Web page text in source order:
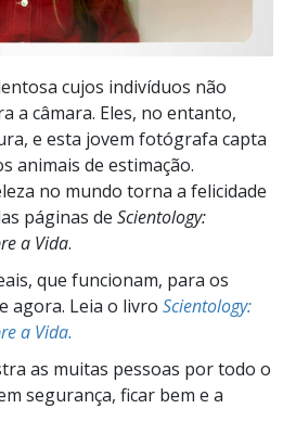
cujos indivíduos não
a câmara. Eles, no entanto,
e esta jovem fotógrafa capta
animais de estimação.
no mundo torna a felicidade
páginas de Scientology:
a Vida.
que funcionam, para os
agora. Leia o livro Scientology:
a Vida.
as muitas pessoas por todo o
segurança, ficar bem e a